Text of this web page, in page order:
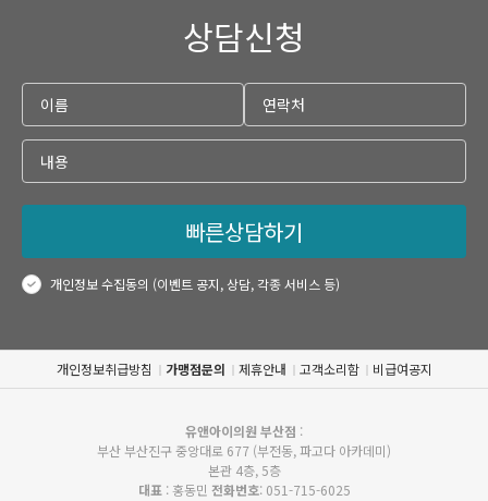
상담신청
빠른상담하기
개인정보 수집동의 (이벤트 공지, 상담, 각종 서비스 등)
개인정보취급방침 가맹점문의 제휴안내 고객소리함 비급여공지
유앤아이의원 부산점 :
부산 부산진구 중앙대로 677 (부전동, 파고다 아카데미)
본관 4층, 5층
대표: 홍동민 전화번호: 051-715-6025